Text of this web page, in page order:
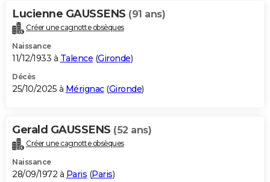
Lucienne GAUSSENS (91 ans)
Créer une cagnotte obsèques
Naissance
11/12/1933 à Talence (Gironde)
Décès
25/10/2025 à Mérignac(Gironde)
Gerald GAUSSENS (52 ans)
Créer une cagnotte obsèques
Naissance
28/09/1972 à Paris (Paris)